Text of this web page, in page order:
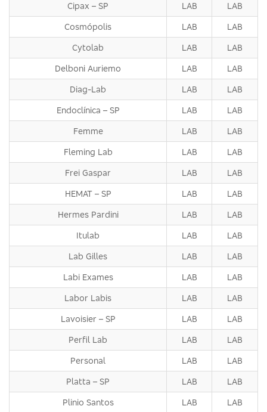
Cipax – SP LAB LAB
Cosmópolis LAB LAB
Cytolab LAB LAB
Delboni Auriemo LAB LAB
Diag-Lab LAB LAB
Endoclínica – SP LAB LAB
Femme LAB LAB
Fleming Lab LAB LAB
Frei Gaspar LAB LAB
HEMAT – SP LAB LAB
Hermes Pardini LAB LAB
Itulab LAB LAB
Lab Gilles LAB LAB
Labi Exames LAB LAB
Labor Labis LAB LAB
Lavoisier – SP LAB LAB
Perfil Lab LAB LAB
Personal LAB LAB
Platta – SP LAB LAB
Plinio Santos LAB LAB